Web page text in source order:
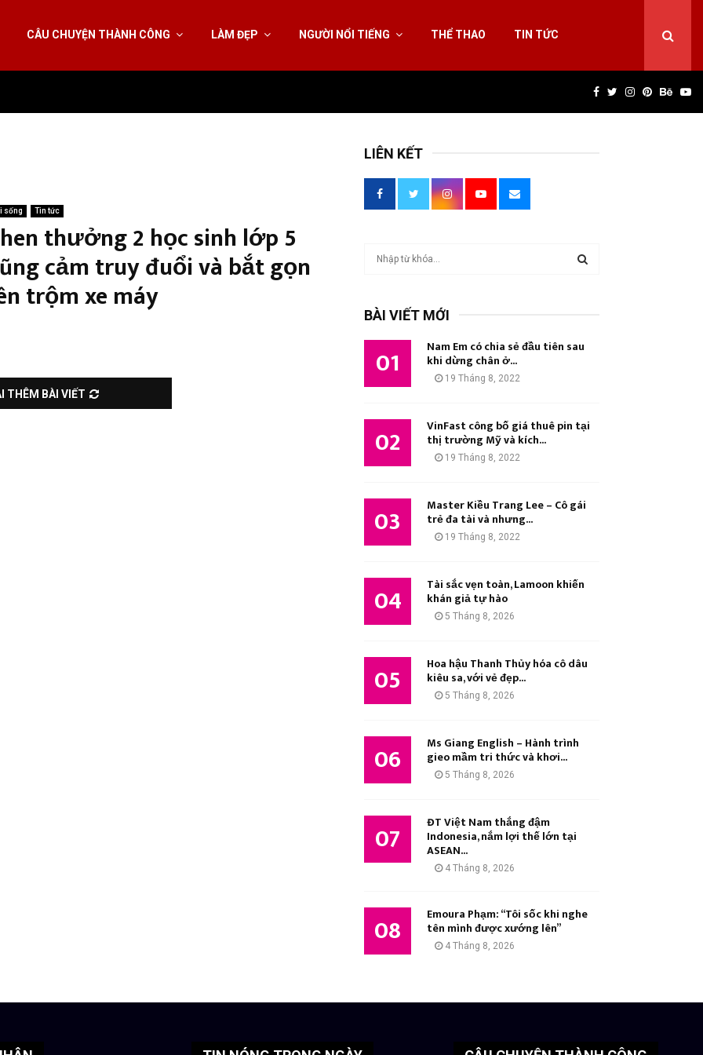
CÂU CHUYỆN THÀNH CÔNG LÀM ĐẸP NGƯỜI NỔI TIẾNG THỂ THAO TIN TỨC
Facebook
Twitter
Instagram
Pinterest
sống Tin tức
thưởng 2 học sinh lớp 5
cảm truy đuổi và bắt gọn
trộm xe máy
THÊM BÀI VIẾT
LIÊN KẾT
M
BÀI VIẾT MỚI
01 Nam Em có chia sẻ đầu tiên sau
khi dừng chân ở...
19 Tháng 8, 2022
02 VinFast công bố giá thuê pin tại
thị trường Mỹ và kích...
19 Tháng 8, 2022
03 Master Kiều Trang Lee – Cô gái
trẻ đa tài và nhưng...
19 Tháng 8, 2022
04 Tài sắc vẹn toàn, Lamoon khiến
khán giả tự hào
5 Tháng 8, 2026
05 Hoa hậu Thanh Thủy hóa cô dâu
kiêu sa, với vẻ đẹp...
5 Tháng 8, 2026
06 Ms Giang English – Hành trình
gieo mầm tri thức và khơi...
5 Tháng 8, 2026
07 ĐT Việt Nam thắng đậm
Indonesia, nắm lợi thế lớn tại
ASEAN...
4 Tháng 8, 2026
08 Emoura Phạm: “Tôi sốc khi nghe
tên mình được xướng lên”
4 Tháng 8, 2026